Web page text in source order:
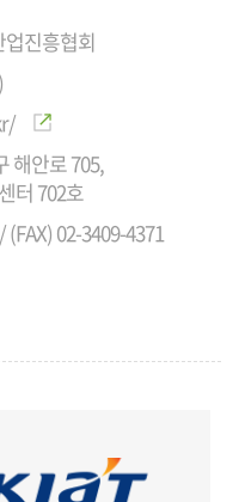
진흥협회
해안로 705,
터 702호
(FAX) 02-3409-4371